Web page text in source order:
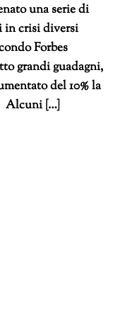
una serie di
in crisi diversi
Forbes
grandi guadagni,
del 10% la
Alcuni […]